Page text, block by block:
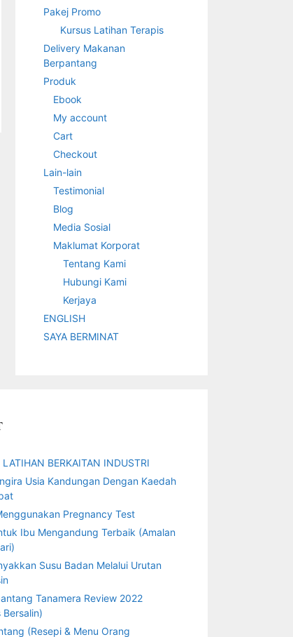
Pakej Promo
Kursus Latihan Terapis
Delivery Makanan
Berpantang
Produk
Ebook
My account
Cart
Checkout
Lain-lain
Testimonial
Blog
Media Sosial
Maklumat Korporat
Tentang Kami
Hubungi Kami
Kerjaya
ENGLISH
SAYA BERMINAT
LATIHAN BERKAITAN INDUSTRI
Usia Kandungan Dengan Kaedah
Pregnancy Test
Ibu Mengandung Terbaik (Amalan
Susu Badan Melalui Urutan
Tanamera Review 2022
Bersalin)
(Resepi & Menu Orang